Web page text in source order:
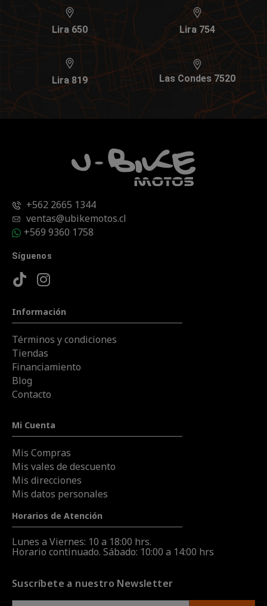
Lira 650 Lira 754
Lira 819 Las Condes 7520
+562 2665 1344
ventas@ubikemotos.cl
+569 9360 1758
Síguenos
Información
Términos y condiciones
Tiendas
Financiamiento
Blog
Contacto
Mi Cuenta
Mis Compras
Mis vales de descuento
Mis direcciones
Mis datos personales
Horarios de Atención
Lunes a Viernes: 10 a 18:00 hrs.
Horario continuado. Sábado: 10:00 a 14:00 hrs
Suscríbete a nuestro Newsletter